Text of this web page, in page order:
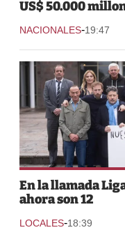
US$ 50.000
NACIONALES-19:47
En la llamada
ahora son 12
LOCALES-18:39